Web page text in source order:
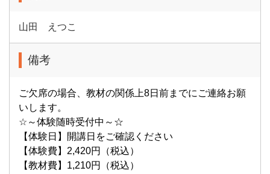
山田 えつこ
備考
ご欠席の場合、教材の関係上8日前までにご連絡お願
いします。
☆～体験随時受付中～☆
【体験日】開講日をご確認ください
【体験費】2,420円（税込）
【教材費】1,210円（税込）